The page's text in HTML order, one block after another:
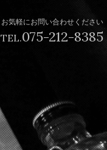
お気軽にお問い合わせください
TEL.075-212-8385